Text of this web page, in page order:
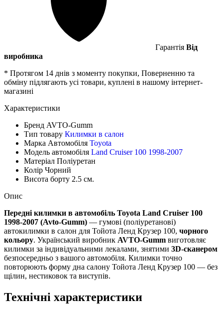
Гарантія Від
виробника
* Протягом 14 днів з моменту покупки, Поверненню та
обміну підлягають усі товари, куплені в нашому інтернет-
магазині
Характеристики
Бренд AVTO-Gumm
Тип товару Килимки в салон
Марка Автомобіля Toyota
Модель автомобіля Land Cruiser 100 1998-2007
Матеріал Поліуретан
Колір Чорний
Висота борту 2.5 см.
Опис
Передні килимки в автомобіль Toyota Land Cruiser 100
1998-2007 (Avto-Gumm) — гумові (поліуретанові)
автокилимки в салон для Тойота Ленд Крузер 100, чорного
кольору. Український виробник AVTO-Gumm виготовляє
килимки за індивідуальними лекалами, знятими 3D-сканером
безпосередньо з вашого автомобіля. Килимки точно
повторюють форму дна салону Тойота Ленд Крузер 100 — без
щілин, нестиковок та виступів.
Технічні характеристики